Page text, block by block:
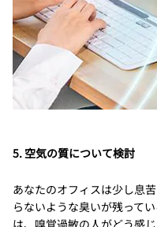
5. 空気の質について検討
あなたのオフィスは少し息
らないような臭いが残って
は、嗅覚過敏の人がどう感